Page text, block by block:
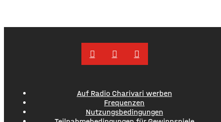
Auf Radio Charivari werben
Frequenzen
Nutzungsbedingungen